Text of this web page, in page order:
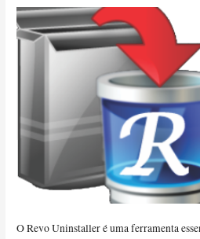
O Revo Uninstaller é uma ferramenta